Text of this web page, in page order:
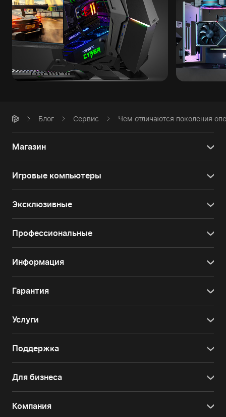
Блог Сервис Чем отличаются поколения
Магазин
Игровые компьютеры
Эксклюзивные
Профессиональные
Информация
Гарантия
Услуги
Поддержка
Для бизнеса
Компания